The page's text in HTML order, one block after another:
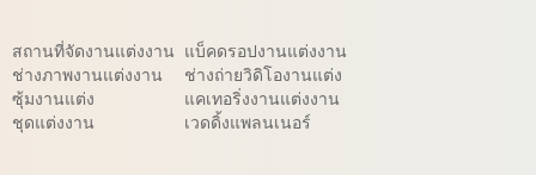
สถานที่จัดงานแต่งงาน
ช่างภาพงานแต่งงาน
ซุ้มงานแต่ง
ชุดแต่งงาน
แบ็คดรอปงานแต่งงาน
ช่างถ่ายวิดิโองานแต่ง
แคเทอริ่งงานแต่งงาน
เวดดิ้งแพลนเนอร์